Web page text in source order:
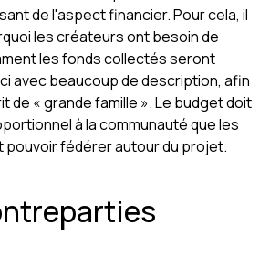
de l'aspect financier. Pour cela, il
les créateurs ont besoin de
les fonds collectés seront
avec beaucoup de description, afin
de « grande famille ». Le budget doit
à la communauté que les
fédérer autour du projet.